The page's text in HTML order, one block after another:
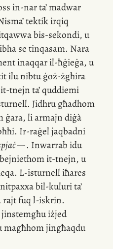
in-narta’ madwar
tektik irqiq
bis-sekondi, u
se tinqasam. Nara
inaqqaril-ħġieġa, u
ilu nibtu ġoż-żgħira
it-tnejnta’ quddiemi
. Jidhru għadhom
ġara, li armajn diġà
Ir-raġeljaqbadni
—. Inwarrab idu
it-tnejn, u
L-isturnelliħares
nitpaxxabil-kulurita’
rajt fuql-iskrin.
iżjed
jingħaqdu